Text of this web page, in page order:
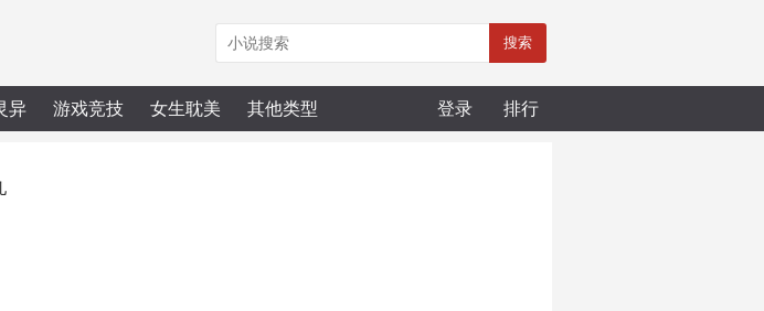
搜索
异 游戏竞技 女生耽美 其他类型 登录 排行